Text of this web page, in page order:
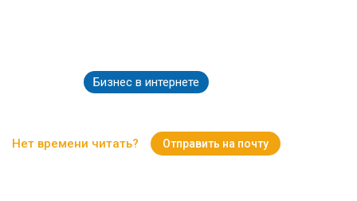
Бизнес в интернете
Нет времени читать? Отправить на почту